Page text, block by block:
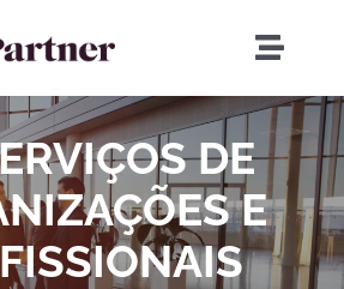
Toggle
Início
Quem Somos
Executive Search
DE
E